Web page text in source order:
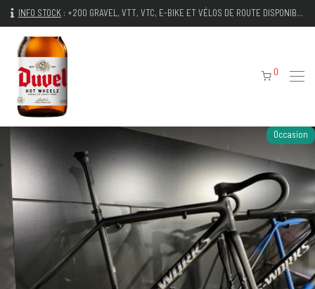
INFO STOCK : +200 GRAVEL, VTT, VTC, E-BIKE ET VÉLOS DE ROUTE DISPONIBLES IMMÉDIATEMENT
0
Occasion